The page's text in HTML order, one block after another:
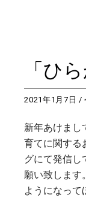
「ひ
2021年1月7日
新年あけまし
育てに関する
グにて発信し
願い致しま
ようになっ